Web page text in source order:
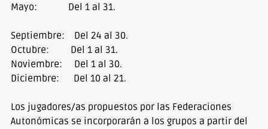
Mayo: Del 1 al 31.
Septiembre: Del 24 al 30.
Octubre: Del 1 al 31.
Noviembre: Del 1 al 30.
Diciembre: Del 10 al 21.
Los jugadores/as propuestos por las Federaciones
Autonómicas se incorporarán a los grupos a partir del